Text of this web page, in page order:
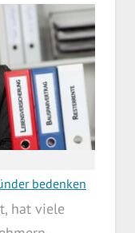
bedenken
hat viele